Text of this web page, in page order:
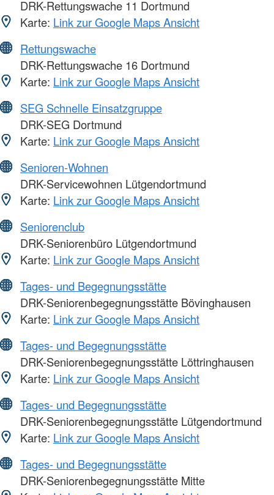
DRK-Rettungswache 11 Dortmund
Karte: Link zur Google Maps Ansicht
Rettungswache
DRK-Rettungswache 16 Dortmund
Karte: Link zur Google Maps Ansicht
SEG Schnelle Einsatzgruppe
DRK-SEG Dortmund
Karte: Link zur Google Maps Ansicht
Senioren-Wohnen
DRK-Servicewohnen Lütgendortmund
Karte: Link zur Google Maps Ansicht
Seniorenclub
DRK-Seniorenbüro Lütgendortmund
Karte: Link zur Google Maps Ansicht
Tages- und Begegnungsstätte
DRK-Seniorenbegegnungsstätte Bövinghausen
Karte: Link zur Google Maps Ansicht
Tages- und Begegnungsstätte
DRK-Seniorenbegegnungsstätte Löttringhausen
Karte: Link zur Google Maps Ansicht
Tages- und Begegnungsstätte
DRK-Seniorenbegegnungsstätte Lütgendortmund
Karte: Link zur Google Maps Ansicht
Tages- und Begegnungsstätte
DRK-Seniorenbegegnungsstätte Mitte